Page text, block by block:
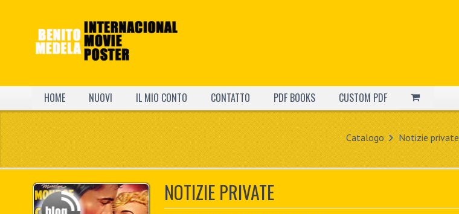
HOME NUOVI IL MIO CONTO CONTATTO PDF BOOKS CUSTOM PDF
Catalogo Notizie private
NOTIZIE PRIVATE